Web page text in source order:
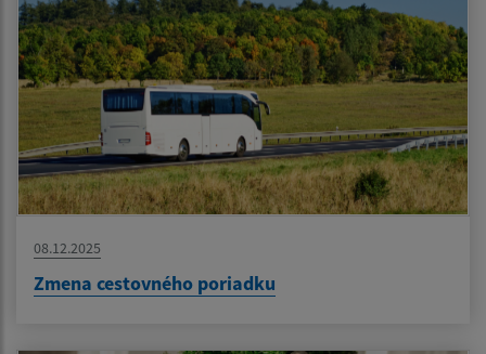
08.12.2025
Zmena cestovného poriadku